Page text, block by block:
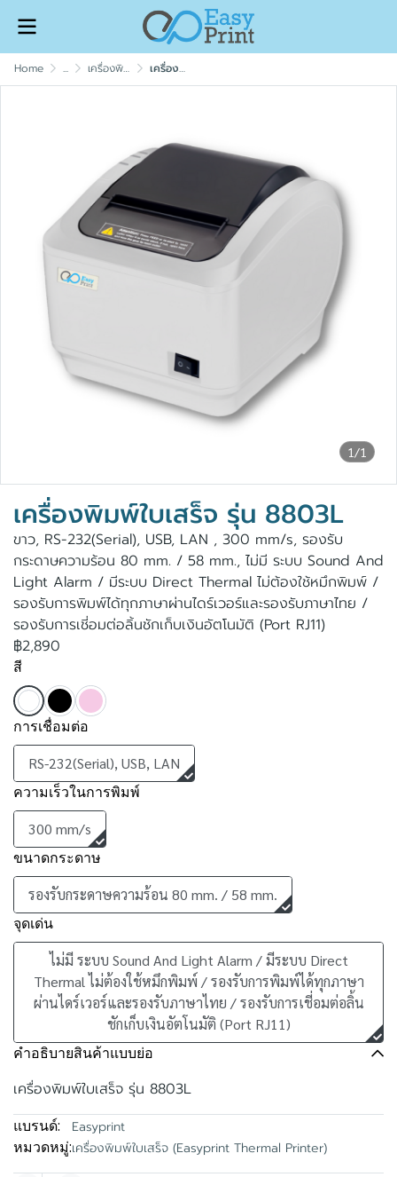
Home ... เครื่องพิมพ์ใบเสร็จ (Easyprint Thermal Printer) เครื่องพิมพ์ใบเสร็จ รุ่น 8803L
1/1
เครื่องพิมพ์ใบเสร็จ รุ่น 8803L
ขาว, RS-232(Serial), USB, LAN , 300 mm/s, รองรับ
กระดาษความร้อน 80 mm. / 58 mm., ไม่มี ระบบ Sound And
Light Alarm / มีระบบ Direct Thermal ไม่ต้องใช้หมึกพิมพ์ /
รองรับการพิมพ์ได้ทุกภาษาผ่านไดร์เวอร์และรองรับภาษาไทย /
รองรับการเชี่อมต่อลิ้นชักเก็บเงินอัตโนมัติ (Port RJ11)
฿2,890
สี
การเชื่อมต่อ
RS-232(Serial), USB, LAN
ความเร็วในการพิมพ์
300 mm/s
ขนาดกระดาษ
รองรับกระดาษความร้อน 80 mm. / 58 mm.
จุดเด่น
ไม่มี ระบบ Sound And Light Alarm / มีระบบ Direct
Thermal ไม่ต้องใช้หมึกพิมพ์ / รองรับการพิมพ์ได้ทุกภาษา
ผ่านไดร์เวอร์และรองรับภาษาไทย / รองรับการเชี่อมต่อลิ้น
ชักเก็บเงินอัตโนมัติ (Port RJ11)
คำอธิบายสินค้าแบบย่อ
เครื่องพิมพ์ใบเสร็จ รุ่น 8803L
แบรนด์: Easyprint
หมวดหมู่:เครื่องพิมพ์ใบเสร็จ (Easyprint Thermal Printer)